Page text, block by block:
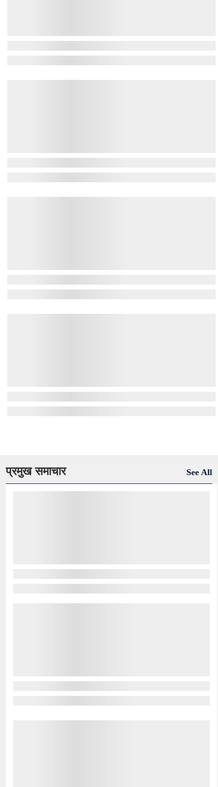
प्रमुख समाचार See All